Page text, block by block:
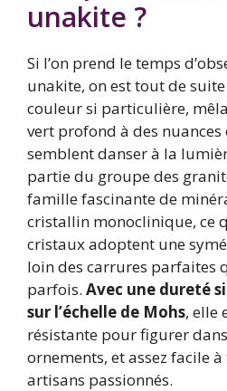
unakite ?
Si l’on prend le temps
unakite, on est tout de
couleur si particulière,
vert profond à des nuances
semblent danser à la
partie du groupe des
famille fascinante de
cristallin monoclinique, ce
cristaux adoptent une
loin des carrures parfaites
parfois. Avec une dureté
sur l’échelle de Mohs, elle
résistante pour figurer
ornements, et assez facile
artisans passionnés.